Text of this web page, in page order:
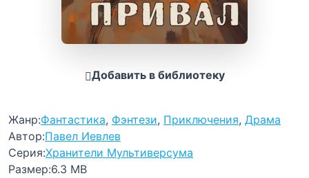
Добавить в библиотеку
Жанр:Фантастика, Фэнтези, Приключения, Драма
Автор:Павел Иевлев
Серия:Хранители Мультиверсума
Размер:6.3 MB